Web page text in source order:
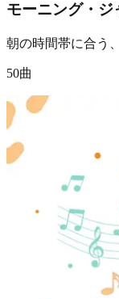
モーニング・ジ
朝の時間帯に合う
50曲